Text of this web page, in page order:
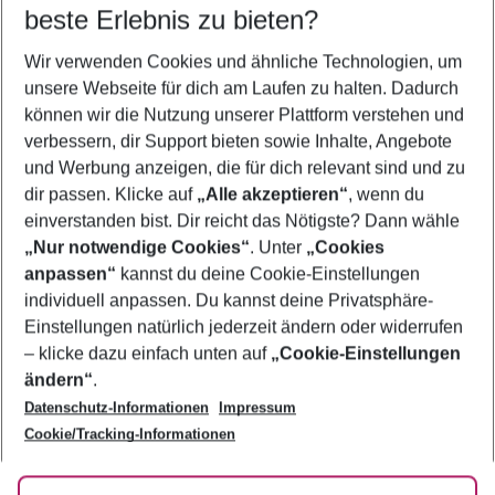
2 Erwachsene Keine Kinder
Mehr Filter anzeigen
Footer
Footer navigation
Über uns
AGB
Bestpreisgarantie
Cookie-Einstellungen ändern
Cookie-Richtlinie
Agenturbetreuung
Barrierefreies Reisen
FAQ
Folge uns
beste Erlebnis zu bieten?
Wir verwenden Cookies und ähnliche Technologien, um
unsere Webseite für dich am Laufen zu halten. Dadurch
können wir die Nutzung unserer Plattform verstehen und
verbessern, dir Support bieten sowie Inhalte, Angebote
und Werbung anzeigen, die für dich relevant sind und zu
dir passen. Klicke auf „Alle akzeptieren“, wenn du
einverstanden bist. Dir reicht das Nötigste? Dann wähle
„Nur notwendige Cookies“. Unter „Cookies
anpassen“ kannst du deine Cookie-Einstellungen
individuell anpassen. Du kannst deine Privatsphäre-
Einstellungen natürlich jederzeit ändern oder widerrufen
– klicke dazu einfach unten auf „Cookie-Einstellungen
ändern“.
Datenschutz-Informationen
Impressum
Cookie/Tracking-Informationen